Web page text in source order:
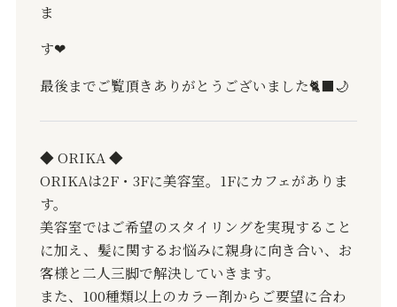
ま
す❤︎
最後までご覧頂きありがとうございました🐈‍⬛🌙
◆ ORIKA ◆
ORIKAは2F・3Fに美容室。1Fにカフェがありま
す。
美容室ではご希望のスタイリングを実現すること
に加え、髪に関するお悩みに親身に向き合い、お
客様と二人三脚で解決していきます。
また、100種類以上のカラー剤からご要望に合わ